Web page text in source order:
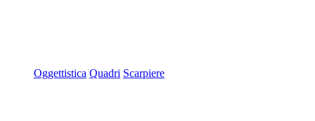
Oggettistica Quadri Scarpiere